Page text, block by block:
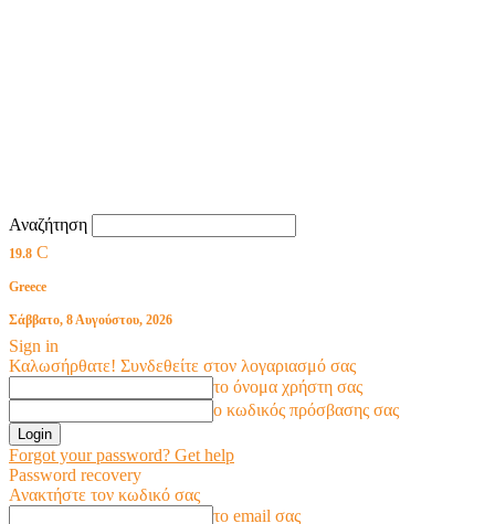
Αναζήτηση
19.8 C
Greece
Σάββατο, 8 Αυγούστου, 2026
Sign in
Καλωσήρθατε! Συνδεθείτε στον λογαριασμό σας
το όνομα χρήστη σας
ο κωδικός πρόσβασης σας
Forgot your password? Get help
Password recovery
Ανακτήστε τον κωδικό σας
το email σας